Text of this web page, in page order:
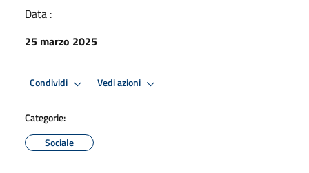
Data :
25 marzo 2025
Condividi Vedi azioni
Categorie:
Sociale